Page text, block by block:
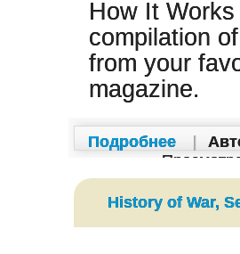
How It
compilation
from your
magazine.
Подробнее
History of War,